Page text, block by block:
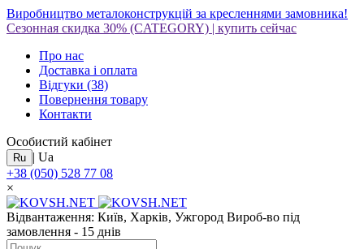
Виробництво металоконструкцій за кресленнями замовника!
Сезонная скидка 30% (CATEGORY) | купить сейчас
Про нас
Доставка і оплата
Відгуки (38)
Повернення товару
Контакти
Особистий кабінет
Ru | Ua
+38 (050) 528 77 08
×
Відвантаження: Київ, Харків, Ужгород Вироб-во під
замовлення - 15 днів